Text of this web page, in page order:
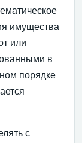
имущества
или
в
порядке
с